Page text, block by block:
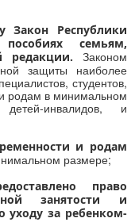
Республики
семьям,
редакции. Законом
защиты наиболее
студентов,
родам в минимальном
инвалидов, и
и родам
размере;
право
занятости и
уходу за ребенком-